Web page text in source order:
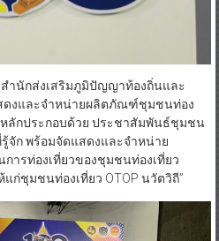
สำนักส่งเสริมภูมิปัญญาท้องถิ่นและ
ดงและจำหน่ายผลิตภัณฑ์ชุมชนท่อง
ลักประกอบด้วย ประชาสัมพันธ์ชุมชน
รู้จัก พร้อมจัดแสดงและจำหน่าย
ารท่องเที่ยวของชุมชนท่องเที่ยว
แก่ชุมชนท่องเที่ยว OTOP นวัตวิถี”